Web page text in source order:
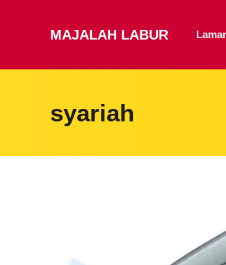
MAJALAH LABUR
syariah